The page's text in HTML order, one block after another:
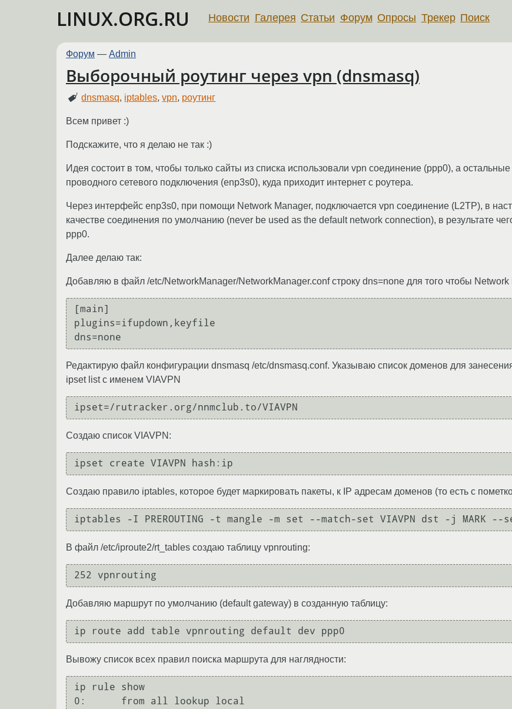
LINUX.ORG.RU Новости Галерея Статьи Форум Опросы Трекер Поиск
Форум — Admin
Выборочный роутинг через vpn (dnsmasq)
dnsmasq, iptables,vpn, роутинг
Всем привет :)
Подскажите, что я делаю не так :)
Идея состоит в том, чтобы только сайты из списка использовали vpn соединение (ppp0), а
проводного сетевого подключения (enp3s0), куда приходит интернет с роутера.
Через интерфейс enp3s0, при помощи Network Manager, подключается vpn соединение (L2TP), в
качестве соединения по умолчанию (never be used as the default network connection), в результате
ppp0.
Далее делаю так:
Добавляю в файл /etc/NetworkManager/NetworkManager.conf строку dns=none для того чтобы
[main]
plugins=ifupdown,keyfile
Редактирую файл конфигурации dnsmasq /etc/dnsmasq.conf. Указываю список доменов для
ipset list с именем VIAVPN
Создаю список VIAVPN:
Создаю правило iptables, которое будет маркировать пакеты, к IP адресам доменов (то есть с
В файл /etc/iproute2/rt_tables создаю таблицу vpnrouting:
Добавляю маршрут по умолчанию (default gateway) в созданную таблицу:
Вывожу список всех правил поиска маршрута для наглядности:
ip rule show
0:	from all lookup local